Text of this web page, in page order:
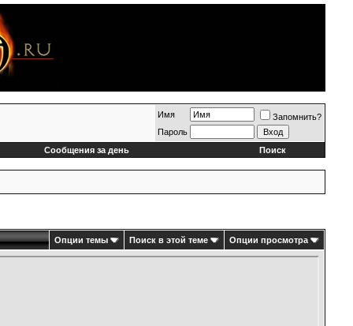
Имя
Запомнить?
Пароль
Сообщения за день Поиск
Опции темы Поиск в этой теме Опции просмотра